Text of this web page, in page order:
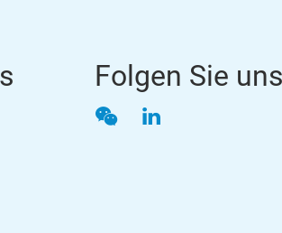
Folgen Sie
WeChatLinkedIn